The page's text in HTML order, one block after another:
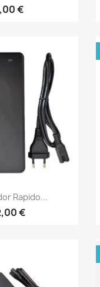
€
rápida
Rapido...
€